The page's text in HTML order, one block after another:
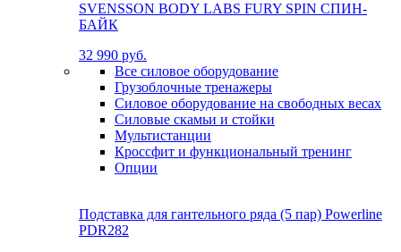
SVENSSON BODY LABS FURY SPIN СПИН-
БАЙК
32 990 руб.
Все силовое оборудование
Грузоблочные тренажеры
Силовое оборудование на свободных весах
Силовые скамьи и стойки
Мультистанции
Кроссфит и функциональный тренинг
Опции
Подставка для гантельного ряда (5 пар) Powerline
PDR282